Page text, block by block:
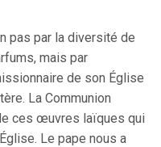
pas par la diversité de
mais par
de son Église
La Communion
ces œuvres laïques qui
Le pape nous a